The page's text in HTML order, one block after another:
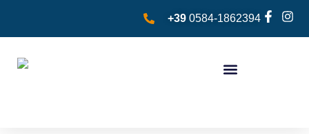
+39 0584-1862394